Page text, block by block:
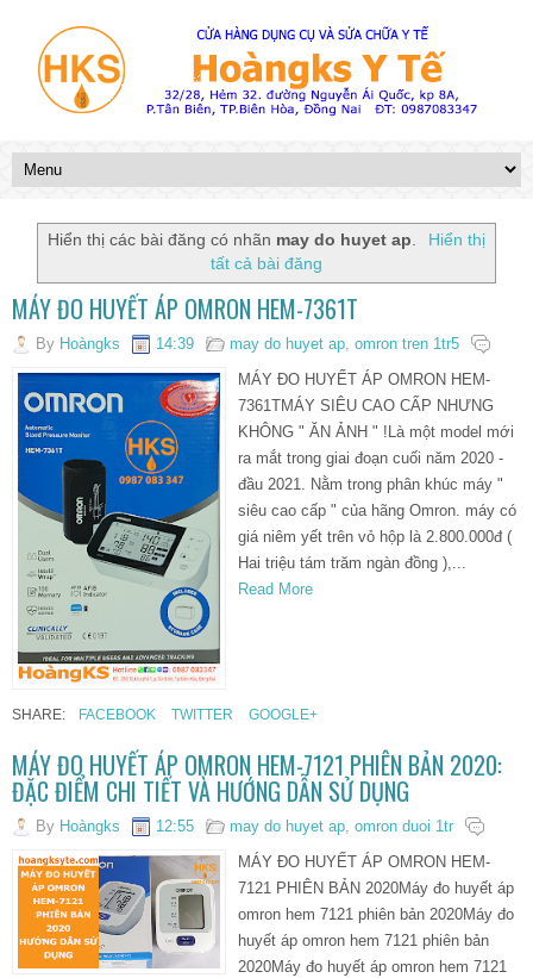
Hiển thị các bài đăng có nhãn may do huyet ap.
Hiển thị
tất cả bài đăng
MÁY ĐO HUYẾT ÁP OMRON HEM-7361T
By Hoàngks 14:39 may do huyet ap omron tren 1tr5
MÁY ĐO HUYẾT ÁP OMRON HEM-
7361TMÁY SIÊU CAO CẤP NHƯNG
KHÔNG " ĂN ẢNH " !Là một model mới
ra mắt trong giai đoạn cuối năm 2020 -
đầu 2021. Nằm trong phân khúc máy "
siêu cao cấp " của hãng Omron. máy có
giá niêm yết trên vỏ hộp là 2.800.000đ (
Hai triệu tám trăm ngàn đồng ),...
SHARE: FACEBOOK TWITTER GOOGLE+
Read More
MÁY ĐO HUYẾT ÁP OMRON HEM-7121 PHIÊN BẢN 2020:
ĐẶC ĐIỂM CHI TIẾT VÀ HƯỚNG DẪN SỬ DỤNG
By Hoàngks 12:55 may do huyet ap, omron duoi 1tr
MÁY ĐO HUYẾT ÁP OMRON HEM-
7121 PHIÊN BẢN 2020Máy đo huyết áp
omron hem 7121 phiên bản 2020Máy đo
huyết áp omron hem 7121 phiên bản
2020Máy đo huyết áp omron hem 7121